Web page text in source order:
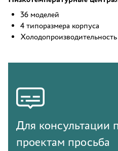
36 моделей
4 типоразмера корпуса
Для консультации
проектам просьба